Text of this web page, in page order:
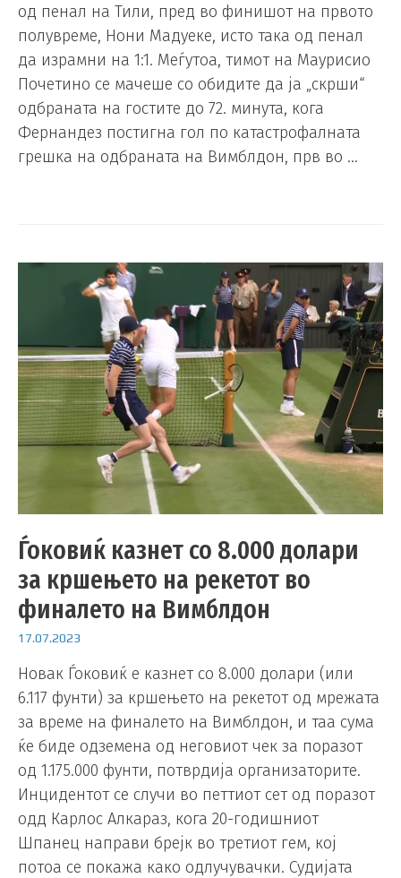
од пенал на Тили, пред во финишот на првото
полувреме, Нони Мадуеке, исто така од пенал
да израмни на 1:1. Меѓутоа, тимот на Маурисио
Почетино се мачеше со обидите да ја „скрши“
одбраната на гостите до 72. минута, кога
Фернандез постигна гол по катастрофалната
грешка на одбраната на Вимблдон, прв во …
Ѓоковиќ казнет со 8.000 долари
за кршењето на рекетот во
финалето на Вимблдон
17.07.2023
Новак Ѓоковиќ е казнет со 8.000 долари (или
6.117 фунти) за кршењето на рекетот од мрежата
за време на финалето на Вимблдон, и таа сума
ќе биде одземена од неговиот чек за поразот
од 1.175.000 фунти, потврдија организаторите.
Инцидентот се случи во петтиот сет од поразот
одд Карлос Алкараз, кога 20-годишниот
Шпанец направи брејк во третиот гем, кој
потоа се покажа како одлучувачки. Судијата